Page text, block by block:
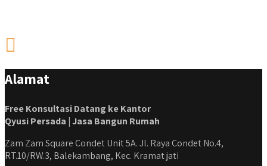
Alamat
Free Konsultasi Datang ke Kantor
Qyusi Persada | Jasa Bangun Rumah
Zam Zam Square Condet Unit 5A. Jl. Raya Condet No.4,
RT.10/RW.3, Balekambang, Kec. Kramat jati